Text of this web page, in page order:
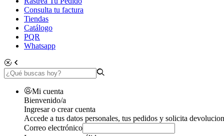
Consulta tu factura
Tiendas
Catálogo
PQR
Whatsapp
Mi cuenta
Bienvenido/a
Ingresar o crear cuenta
Accede a tus datos personales, tus pedidos y solicita
Correo electrónico